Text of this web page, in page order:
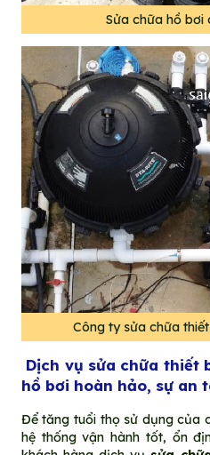
Sửa chữa hồ bơi
Công ty sửa chữa
Dịch vụ sửa chữa thiết
hồ bơi hoàn hảo, sự an
Để tăng tuổi thọ sử dụng của
hệ thống vận hành tốt, ổn